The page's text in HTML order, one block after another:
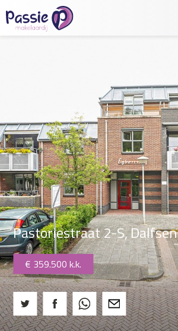
Pastoriestraat 2-S, Dalfsen
359.500 k.k.